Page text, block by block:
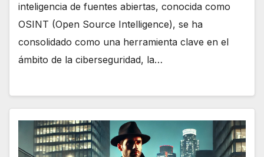
inteligencia de fuentes abiertas, conocida como
OSINT (Open Source Intelligence), se ha
consolidado como una herramienta clave en el
ámbito de la ciberseguridad, la…